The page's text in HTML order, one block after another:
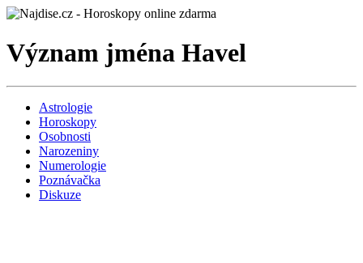
Význam jména Havel
Astrologie
Horoskopy
Osobnosti
Narozeniny
Numerologie
Poznávačka
Diskuze